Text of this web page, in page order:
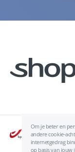
Om je beter en
andere cookie-
internetgedrag
op basis van jouw